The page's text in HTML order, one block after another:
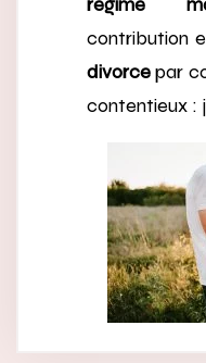
régime
contribution
divorcepar
contentieux :